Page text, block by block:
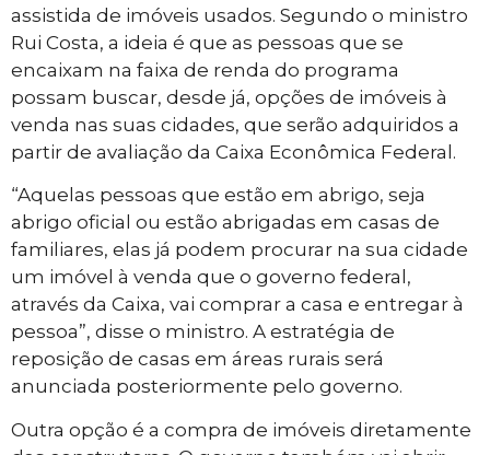
assistida de imóveis usados. Segundo o ministro
Rui Costa, a ideia é que as pessoas que se
encaixam na faixa de renda do programa
possam buscar, desde já, opções de imóveis à
venda nas suas cidades, que serão adquiridos a
partir de avaliação da Caixa Econômica Federal.
“Aquelas pessoas que estão em abrigo, seja
abrigo oficial ou estão abrigadas em casas de
familiares, elas já podem procurar na sua cidade
um imóvel à venda que o governo federal,
através da Caixa, vai comprar a casa e entregar à
pessoa”, disse o ministro. A estratégia de
reposição de casas em áreas rurais será
anunciada posteriormente pelo governo.
Outra opção é a compra de imóveis diretamente